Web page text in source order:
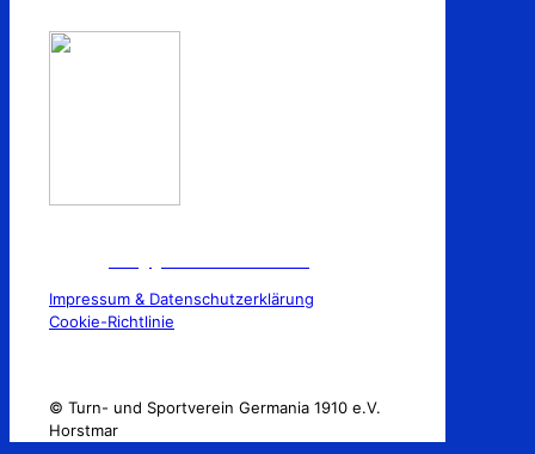
Impressum & Datenschutzerklärung
Cookie-Richtlinie
© Turn- und Sportverein Germania 1910 e.V.
Horstmar